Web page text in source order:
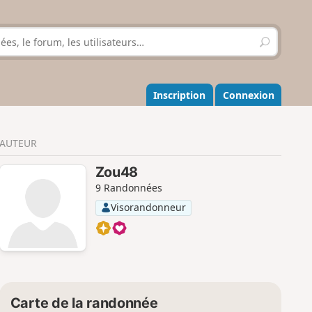
R
e
h
e
r
r
Inscription Connexion
AUTEUR
Zou48
9 Randonnées
Visorandonneur
Carte de la randonnée